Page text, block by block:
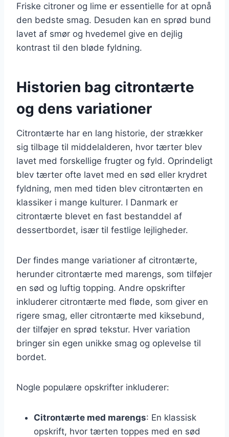
Friske citroner og lime er essentielle for at opnå
den bedste smag. Desuden kan en sprød bund
lavet af smør og hvedemel give en dejlig
kontrast til den bløde fyldning.
Historien bag citrontærte
og dens variationer
Citrontærte har en lang historie, der strækker
sig tilbage til middelalderen, hvor tærter blev
lavet med forskellige frugter og fyld. Oprindeligt
blev tærter ofte lavet med en sød eller krydret
fyldning, men med tiden blev citrontærten en
klassiker i mange kulturer. I Danmark er
citrontærte blevet en fast bestanddel af
dessertbordet, især til festlige lejligheder.
Der findes mange variationer af citrontærte,
herunder citrontærte med marengs, som tilføjer
en sød og luftig topping. Andre opskrifter
inkluderer citrontærte med fløde, som giver en
rigere smag, eller citrontærte med kiksebund,
der tilføjer en sprød tekstur. Hver variation
bringer sin egen unikke smag og oplevelse til
bordet.
Nogle populære opskrifter inkluderer:
Citrontærte med marengs: En klassisk
opskrift, hvor tærten toppes med en sød